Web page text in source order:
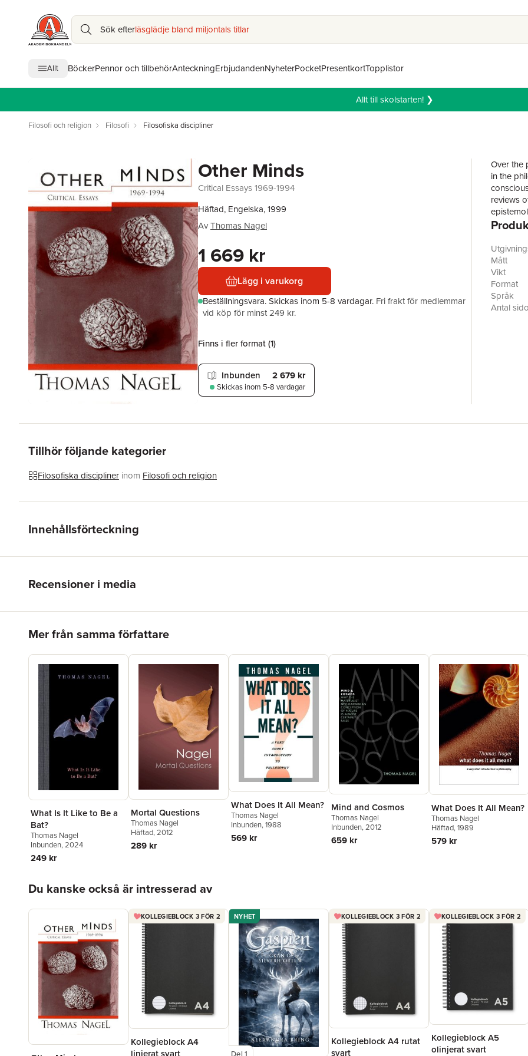
Sök efterläsglädje bland miljontals titlar
Allt BöckerPennor och tillbehörAnteckningErbjudandenNyheterPocketPresentkortTopplistor
Allt till skolstarten! ❯
Filosofi och religion Filosofi Filosofiska discipliner
Other Minds
Critical Essays 1969-1994
Häftad, Engelska, 1999
AvThomas Nagel
1 669 kr
Lägg i varukorg
Beställningsvara.Skickas inom 5-8 vardagar. Fri frakt för medlemmar
vid köp för minst 249 kr.
Finns i fler format (1)
Inbunden 2 679 kr
Skickas inom 5-8 vardagar
Over the
in the
reviews
Mått
Vikt
Format
Språk
Antal
Tillhör följande kategorier
Filosofiska discipliner inom Filosofi och religion
Innehållsförteckning
Recensioner i media
Mer från samma författare
What Is It Like to Be a
Bat?
Thomas Nagel
Inbunden, 2024
249 kr
Mortal Questions
Thomas Nagel
Häftad, 2012
289 kr
What Does It All Mean?
Thomas Nagel
Inbunden, 1988
569 kr
Mind and Cosmos
Thomas Nagel
Inbunden, 2012
659 kr
What Does It All Mean?
Thomas Nagel
Häftad, 1989
579 kr
Du kanske också är intresserad av
KOLLEGIEBLOCK 3 FÖR 2
Kollegieblock A4
linjerat svart
NYHET
Del 1
KOLLEGIEBLOCK 3 FÖR 2
Kollegieblock A4 rutat
svart
KOLLEGIEBLOCK 3 FÖR 2
Kollegieblock A5
olinjerat svart